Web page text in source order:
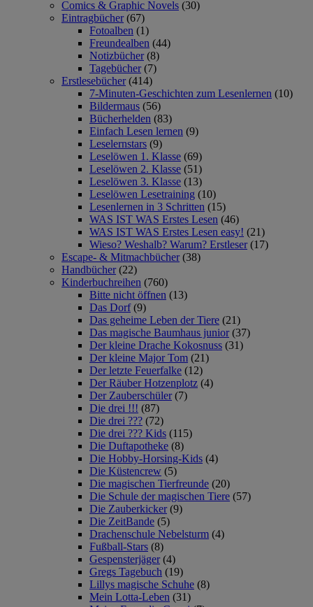
Comics & Graphic Novels (30)
Eintragbücher (67)
Fotoalben (1)
Freundealben (44)
Notizbücher (8)
Tagebücher (7)
Erstlesebücher (414)
7-Minuten-Geschichten zum Lesenlernen (10)
Bildermaus (56)
Bücherhelden (83)
Einfach Lesen lernen (9)
Leselernstars (9)
Leselöwen 1. Klasse (69)
Leselöwen 2. Klasse (51)
Leselöwen 3. Klasse (13)
Leselöwen Lesetraining (10)
Lesenlernen in 3 Schritten (15)
WAS IST WAS Erstes Lesen (46)
WAS IST WAS Erstes Lesen easy! (21)
Wieso? Weshalb? Warum? Erstleser (17)
Escape- & Mitmachbücher (38)
Handbücher (22)
Kinderbuchreihen (760)
Bitte nicht öffnen (13)
Das Dorf (9)
Das geheime Leben der Tiere (21)
Das magische Baumhaus junior (37)
Der kleine Drache Kokosnuss (31)
Der kleine Major Tom (21)
Der letzte Feuerfalke (12)
Der Räuber Hotzenplotz (4)
Der Zauberschüler (7)
Die drei !!! (87)
Die drei ??? (72)
Die drei ??? Kids (115)
Die Duftapotheke (8)
Die Hobby-Horsing-Kids (4)
Die Küstencrew (5)
Die magischen Tierfreunde (20)
Die Schule der magischen Tiere (57)
Die Zauberkicker (9)
Die ZeitBande (5)
Drachenschule Nebelsturm (4)
Fußball-Stars (8)
Gespensterjäger (4)
Gregs Tagebuch (19)
Lillys magische Schuhe (8)
Mein Lotta-Leben (31)